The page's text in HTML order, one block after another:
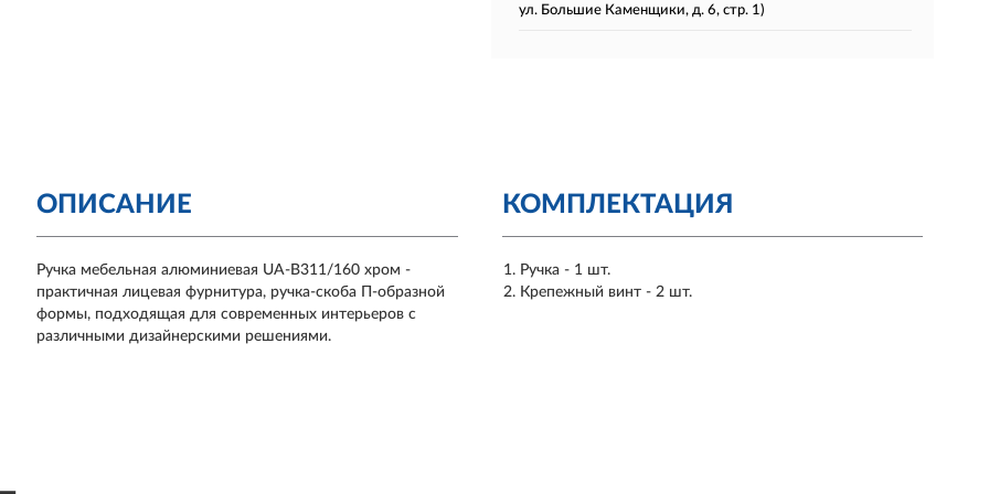
ул. Большие Каменщики, д. 6, стр. 1)
КОМПЛЕКТАЦИЯ
Ручка - 1 шт.
Крепежный винт - 2 шт.
ОПИСАНИЕ
Ручка мебельная алюминиевая UA-B311/160 хром -
практичная лицевая фурнитура, ручка-скоба П-образной
формы, подходящая для современных интерьеров с
различными дизайнерскими решениями.